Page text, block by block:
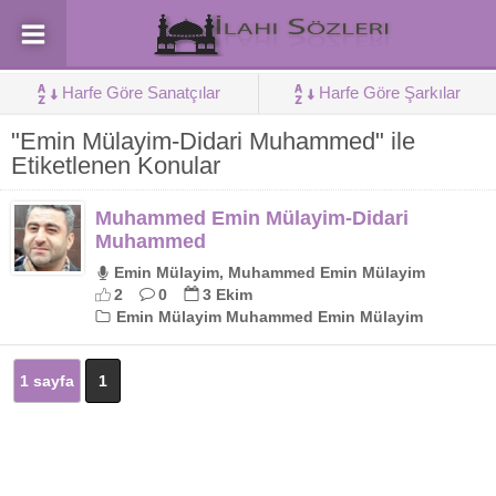
Harfe Göre Sanatçılar Harfe Göre Şarkılar
"Emin Mülayim-Didari Muhammed" ile
Etiketlenen Konular
Muhammed Emin Mülayim-Didari
Muhammed
Emin Mülayim, Muhammed Emin Mülayim
2
0
3 Ekim
Emin Mülayim Muhammed Emin Mülayim
1 sayfa 1